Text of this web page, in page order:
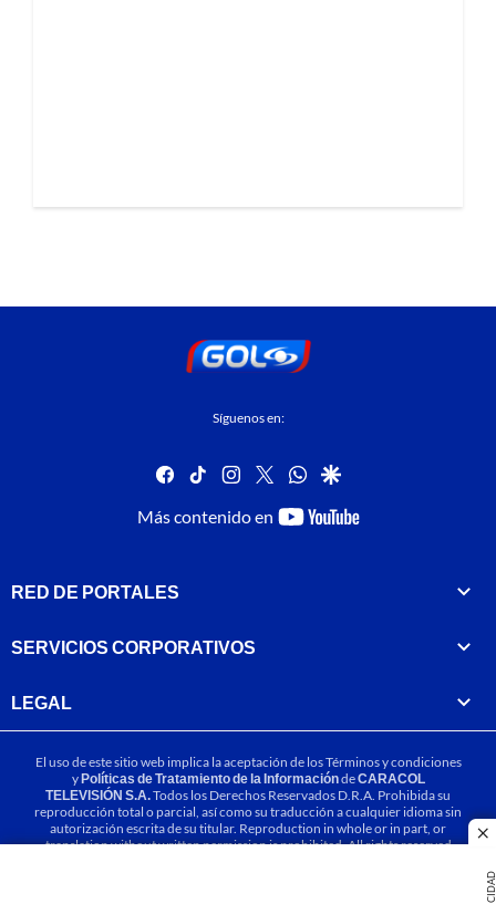
Síguenos en:
facebook
tiktok instagram
twitterwhatsapp
google
Más contenido en
youtube-
RED DE PORTALES
SERVICIOS CORPORATIVOS
LEGAL
El uso de este sitio web implica la aceptación de losTérminos y condiciones
yPolíticas de Tratamiento de la InformacióndeCARACOL
TELEVISIÓN S.A.Todos los Derechos Reservados D.R.A. Prohibida su
reproducción total o parcial, así como su traducción a cualquier idioma sin
autorización escrita de su titular. Reproduction in whole or in part, or
translation without written permission is prohibited. All rights reserved